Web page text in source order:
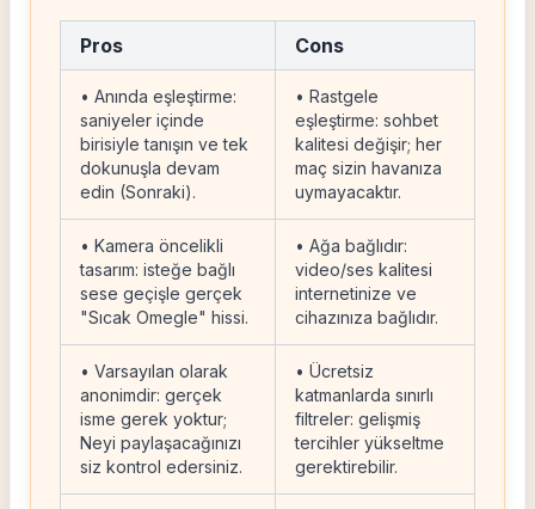
Pros Cons
• Anında eşleştirme:
saniyeler içinde
birisiyle tanışın ve tek
dokunuşla devam
edin (Sonraki).
• Rastgele
eşleştirme: sohbet
kalitesi değişir; her
maç sizin havanıza
uymayacaktır.
• Kamera öncelikli
tasarım: isteğe bağlı
sese geçişle gerçek
"Sıcak Omegle" hissi.
• Ağa bağlıdır:
video/ses kalitesi
internetinize ve
cihazınıza bağlıdır.
• Varsayılan olarak
anonimdir: gerçek
isme gerek yoktur;
Neyi paylaşacağınızı
siz kontrol edersiniz.
• Ücretsiz
katmanlarda sınırlı
filtreler: gelişmiş
tercihler yükseltme
gerektirebilir.